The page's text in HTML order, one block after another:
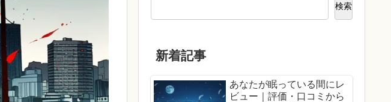
検索
新着記事
あなたが眠っている間にレ
ビュー｜評価・口コミから